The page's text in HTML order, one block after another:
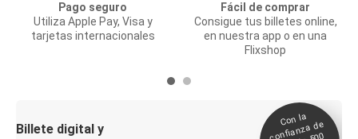
Pago seguro
Utiliza Apple Pay, Visa y
tarjetas internacionales
Fácil de comprar
Consigue tus billetes online,
en nuestra app o en una
Flixshop
Billete digital y
Con la
confianza de